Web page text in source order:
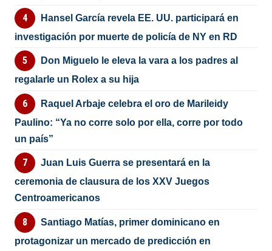
Hansel García revela EE. UU. participará en
investigación por muerte de policía de NY en RD
Don Miguelo le eleva la vara a los padres al
regalarle un Rolex a su hija
Raquel Arbaje celebra el oro de Marileidy
Paulino: “Ya no corre solo por ella, corre por todo
un país”
Juan Luis Guerra se presentará en la
ceremonia de clausura de los XXV Juegos
Centroamericanos
Santiago Matías, primer dominicano en
protagonizar un mercado de predicción en